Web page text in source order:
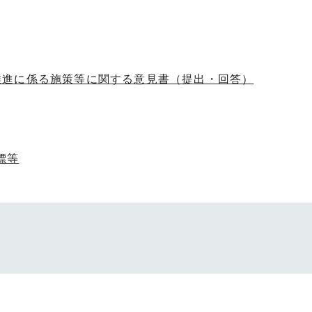
に係る施策等に関する意見書（提出・回答）
等